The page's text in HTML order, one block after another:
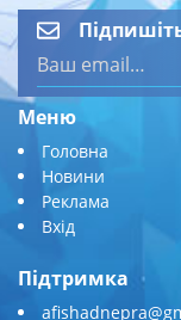
Меню
Головна
Новини
Реклама
Вхід
Підтримка